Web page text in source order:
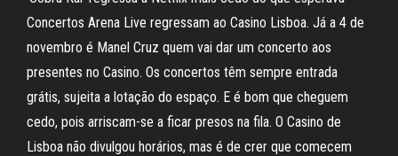
Concertos Arena Live regressam ao Casino Lisboa. Já a 4 de
novembro é Manel Cruz quem vai dar um concerto aos
presentes no Casino. Os concertos têm sempre entrada
grátis, sujeita a lotação do espaço. E é bom que cheguem
cedo, pois arriscam-se a ficar presos na fila. O Casino de
Lisboa não divulgou horários, mas é de crer que comecem